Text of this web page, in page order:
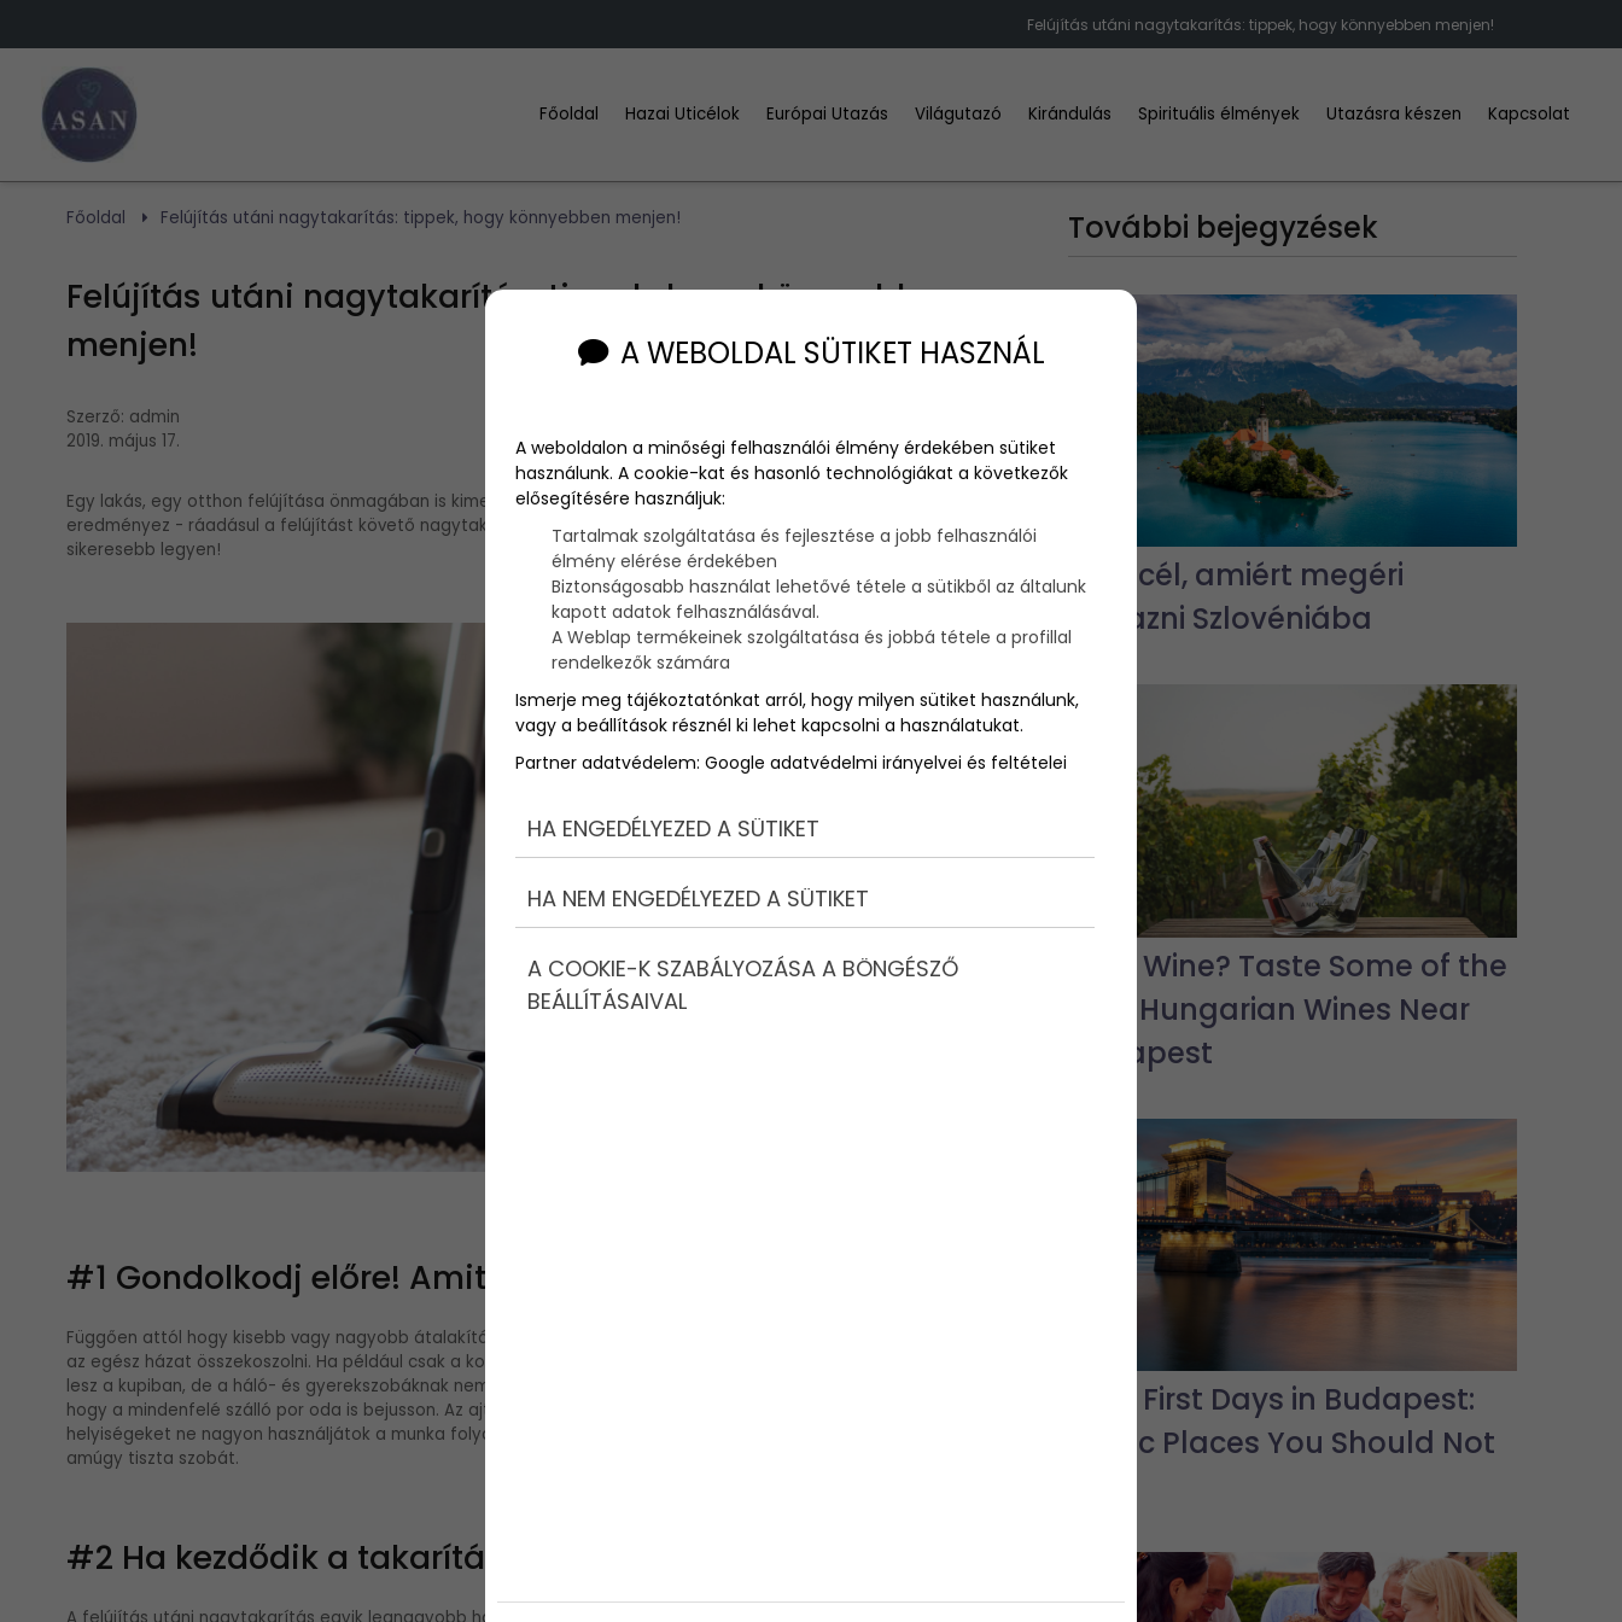
Felújítás utáni nagytakarítás: tippek, hogy könnyebben menjen!
Főoldal Hazai Uticélok Európai Utazás Világutazó Kirándulás Spirituális élmények Utazásra készen Kapcsolat
Főoldal Felújítás utáni nagytakarítás: tippek, hogy könnyebben menjen!
Felújítás utáni nagytakarítás: tippek, hogy könnyebben
menjen!
Szerző: admin
2019. május 17.
Egy lakás, egy otthon felújítása önmagában is kimerítő feladat, és gyakran akár több héten át tartó koszt
eredményez - ráadásul a felújítást követő nagytakarítás sem épp egyszerű munka. Mutatjuk, mit tehetsz azért, hogy
sikeresebb legyen!
#1 Gondolkodj előre! Amit nem muszáj, ne koszolj össze
Függően attól hogy kisebb vagy nagyobb átalakításról van szó, esetleg csak egy festésről, nem feltétlen szükséges
az egész házat összekoszolni. Ha például csak a konyhát újítjátok fel, akkor természetes, hogy a nappali is érintett
lesz a kupiban, de a háló- és gyerekszobáknak nem szükséges! Ha teheted, előre gondolkodva próbáld megelőzni,
hogy a mindenfelé szálló por oda is bejusson. Az ajtók alá tehettek például régi törülközőket, és ha lehet, ezeket a
helyiségeket ne nagyon használjátok a munka folyamán elkerülve ezzel, hogy koszos cipővel összejárkáljátok az
amúgy tiszta szobát.
#2 Ha kezdődik a takarítás: alakíts ki rá stratégiát!
További bejegyzések
5 úti cél, amiért megéri
elutazni Szlovéniába
Love Wine? Taste Some of the
Best Hungarian Wines Near
Budapest
Your First Days in Budapest:
Iconic Places You Should Not
A WEBOLDAL SÜTIKET HASZNÁL
A weboldalon a minőségi felhasználói élmény érdekében sütiket
használunk. A cookie-kat és hasonló technológiákat a következők
elősegítésére használjuk:
Tartalmak szolgáltatása és fejlesztése a jobb felhasználói
élmény elérése érdekében
Biztonságosabb használat lehetővé tétele a sütikből az általunk
kapott adatok felhasználásával.
A Weblap termékeinek szolgáltatása és jobbá tétele a profillal
rendelkezők számára
Ismerje meg tájékoztatónkat arról, hogy milyen sütiket használunk,
vagy a beállítások résznél ki lehet kapcsolni a használatukat.
Partner adatvédelem: Google adatvédelmi irányelvei és feltételei
HA ENGEDÉLYEZED A SÜTIKET
HA NEM ENGEDÉLYEZED A SÜTIKET
A COOKIE-K SZABÁLYOZÁSA A BÖNGÉSZŐ
BEÁLLÍTÁSAIVAL